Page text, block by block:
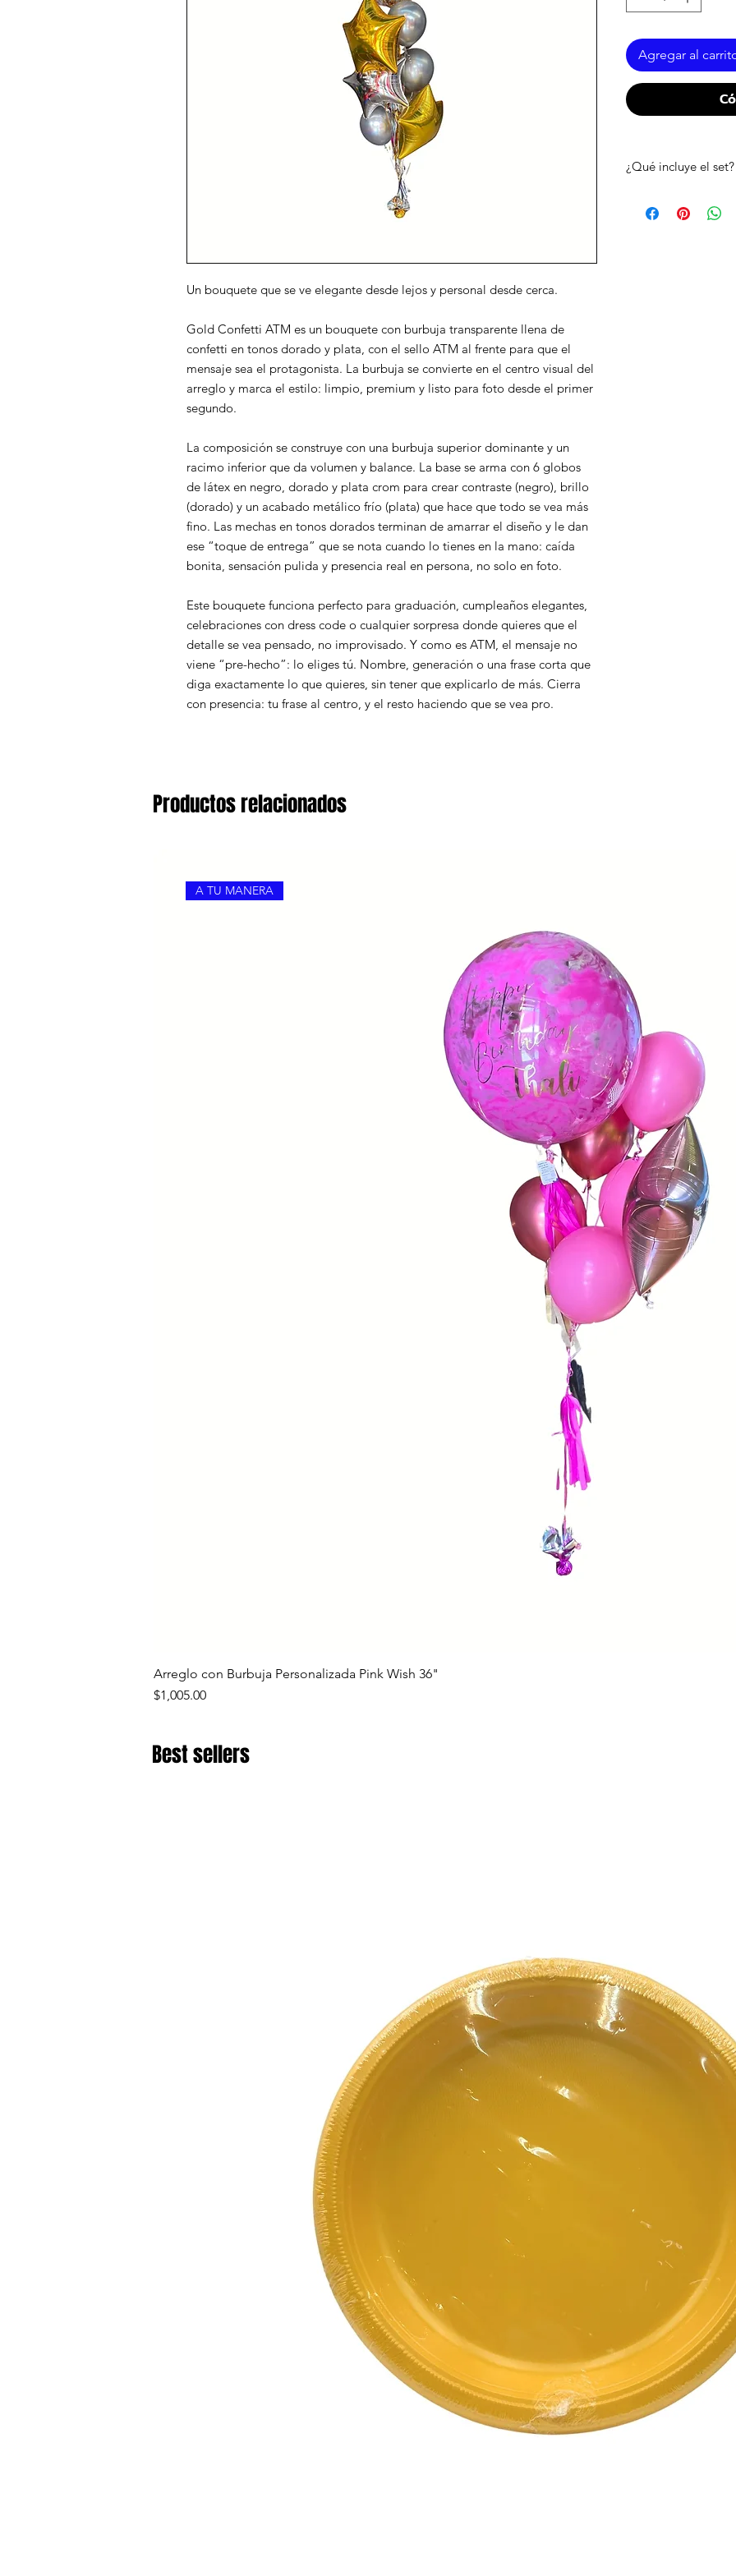
Un bouquete que se ve elegante desde lejos y personal desde cerca.
Gold Confetti ATM es un bouquete con burbuja transparente llena de
confetti en tonos dorado y plata, con el sello ATM al frente para que el
mensaje sea el protagonista. La burbuja se convierte en el centro visual del
arreglo y marca el estilo: limpio, premium y listo para foto desde el primer
segundo.
La composición se construye con una burbuja superior dominante y un
racimo inferior que da volumen y balance. La base se arma con 6 globos
de látex en negro, dorado y plata crom para crear contraste (negro), brillo
(dorado) y un acabado metálico frío (plata) que hace que todo se vea más
fino. Las mechas en tonos dorados terminan de amarrar el diseño y le dan
ese “toque de entrega” que se nota cuando lo tienes en la mano: caída
bonita, sensación pulida y presencia real en persona, no solo en foto.
Este bouquete funciona perfecto para graduación, cumpleaños elegantes,
celebraciones con dress code o cualquier sorpresa donde quieres que el
detalle se vea pensado, no improvisado. Y como es ATM, el mensaje no
viene “pre-hecho”: lo eliges tú. Nombre, generación o una frase corta que
diga exactamente lo que quieres, sin tener que explicarlo de más. Cierra
con presencia: tu frase al centro, y el resto haciendo que se vea pro.
Agregar al
¿Qué incluye el set?
• vinil frontal ATM
Productos relacionados
A TU MANERA
Arreglo con Burbuja Personalizada Pink Wish 36"
Precio
$1,005.00
Best sellers